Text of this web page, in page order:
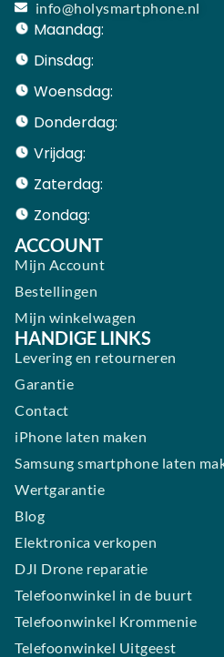
info@holysmartphone.nl
Maandag:
Dinsdag:
Woensdag:
Donderdag:
Vrijdag:
Zaterdag:
Zondag:
ACCOUNT
Mijn Account
Bestellingen
Mijn winkelwagen
HANDIGE LINKS
Levering en retourneren
Garantie
Contact
iPhone laten maken
Samsung smartphone laten
Wertgarantie
Blog
Elektronica verkopen
DJI Drone reparatie
Telefoonwinkel in de buurt
Telefoonwinkel Krommenie
Telefoonwinkel Uitgeest